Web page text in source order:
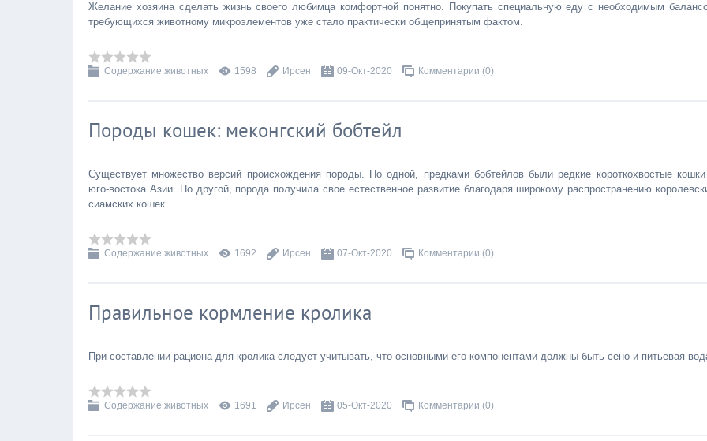
Желание хозяина сделать жизнь своего любимца комфортной понятно. Покупать специальную еду с необходимым
требующихся животному микроэлементов уже стало практически общепринятым фактом.
Содержание животных 1598 Ирсен 09-Окт-2020 Комментарии (0)
Породы кошек: меконгский бобтейл
Существует множество версий происхождения породы. По одной, предками бобтейлов были редкие короткохвостые
юго-востока Азии. По другой, порода получила свое естественное развитие благодаря широкому распространению
сиамских кошек.
Содержание животных 1692 Ирсен 07-Окт-2020 Комментарии (0)
Правильное кормление кролика
При составлении рациона для кролика следует учитывать, что основными его компонентами должны быть сено и питьевая
Содержание животных 1691 Ирсен 05-Окт-2020 Комментарии (0)